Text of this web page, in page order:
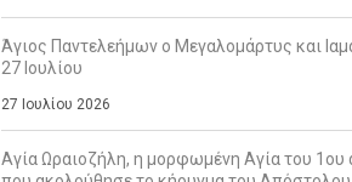
Άγιος Παντελεήμων ο Μεγαλομάρτυς και
27 Ιουλίου
27 Ιουλίου 2026
Αγία Ωραιοζήλη, η μορφωμένη Αγία του 1ου